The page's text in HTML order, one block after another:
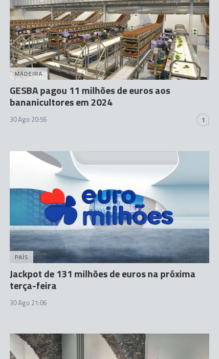
MADEIRA
GESBA pagou 11 milhões de euros aos
bananicultores em 2024
30 Ago 20:56 1
PAÍS
Jackpot de 131 milhões de euros na próxima
terça-feira
30 Ago 21:06